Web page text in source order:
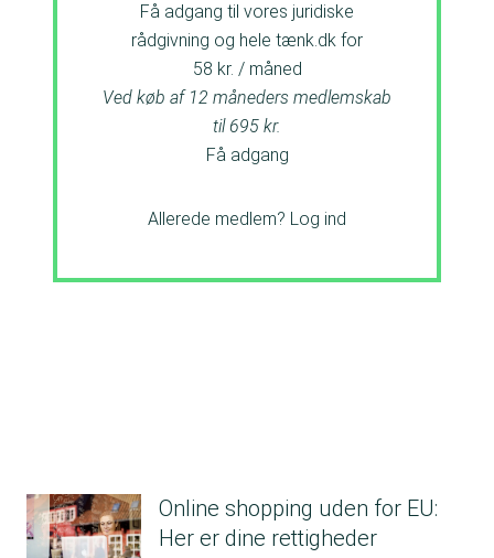
Få adgang til vores juridiske
rådgivning og hele tænk.dk for
58 kr. / måned
Ved køb af 12 måneders medlemskab
til 695 kr.
Få adgang
Allerede medlem? Log ind
Online shopping uden for EU:
Her er dine rettigheder